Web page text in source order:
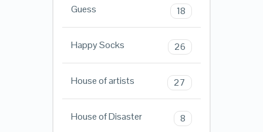
Guess 18
Happy Socks 26
House of artists 27
House of Disaster 8